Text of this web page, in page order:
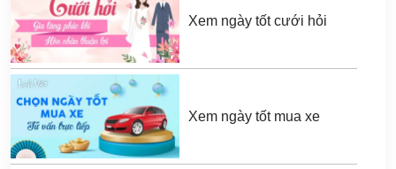
Xem ngày tốt cưới hỏi
Xem ngày tốt mua xe